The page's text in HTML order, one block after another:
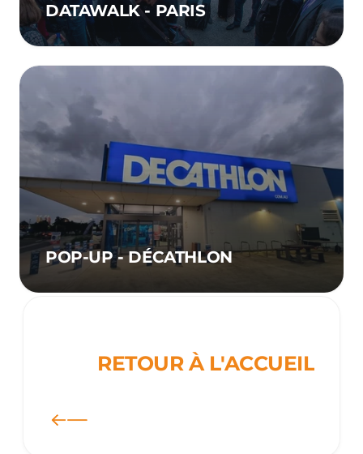
DATAWALK - PARIS
POP-UP - DÉCATHLON
RETOUR À L'ACCUEIL